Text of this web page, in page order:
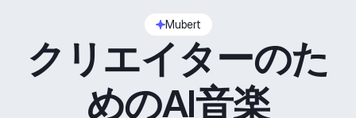
Mubert
クリエイターのた
めのAI音楽